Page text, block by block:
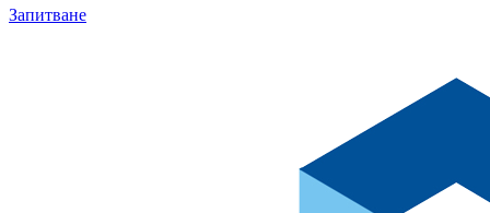
Запитване